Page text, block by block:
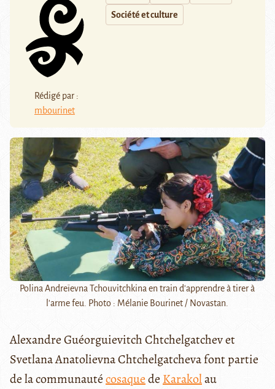
Rédigé par :
mbourinet
Société et culture
Polina Andreïevna Tchouvitchkina en train d'apprendre à tirer à
l'arme feu. Photo : Mélanie Bourinet / Novastan.
Alexandre Guéorguievitch Chtchelgatchev et
Svetlana Anatolievna Chtchelgatcheva font partie
de la communautécosaquede Karakolau